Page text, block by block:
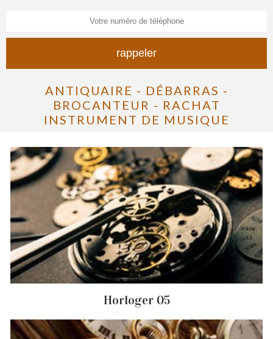
ANTIQUAIRE - DÉBARRAS -
BROCANTEUR - RACHAT
INSTRUMENT DE MUSIQUE
Horloger 05